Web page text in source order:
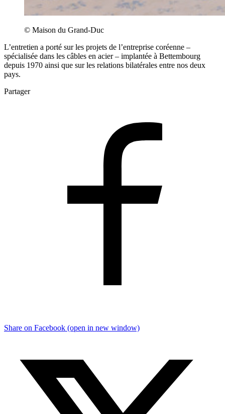
© Maison du Grand-Duc
L’entretien a porté sur les projets de l’entreprise coréenne –
spécialisée dans les câbles en acier – implantée à Bettembourg
depuis 1970 ainsi que sur les relations bilatérales entre nos deux
pays.
Partager
Share on Facebook (open in new window)